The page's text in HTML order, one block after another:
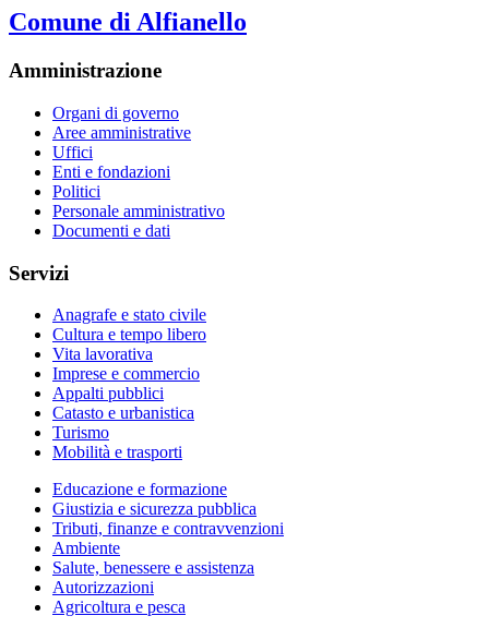
Comune di Alfianello
Amministrazione
Organi di governo
Aree amministrative
Uffici
Enti e fondazioni
Politici
Personale amministrativo
Documenti e dati
Servizi
Anagrafe e stato civile
Cultura e tempo libero
Vita lavorativa
Imprese e commercio
Appalti pubblici
Catasto e urbanistica
Turismo
Mobilità e trasporti
Educazione e formazione
Giustizia e sicurezza pubblica
Tributi, finanze e contravvenzioni
Ambiente
Salute, benessere e assistenza
Autorizzazioni
Agricoltura e pesca